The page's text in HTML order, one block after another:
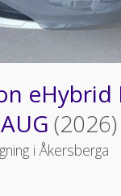
eHybrid
(2026)
i Åkersberga